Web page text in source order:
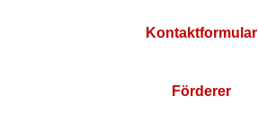
Kontaktformular
Förderer